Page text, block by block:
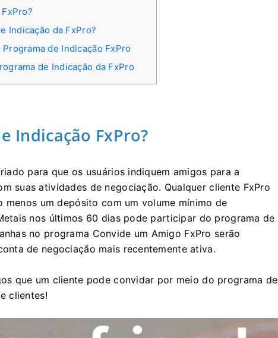
Indicação da FxPro?
de Indicação FxPro
de Indicação da FxPro
Indicação FxPro?
para que os usuários indiquem amigos para a
suas atividades de negociação. Qualquer cliente FxPro
um depósito com um volume mínimo de
nos últimos 60 dias pode participar do programa de
no programa Convide um Amigo FxPro serão
de negociação mais recentemente ativa.
que um cliente pode convidar por meio do programa de
clientes!